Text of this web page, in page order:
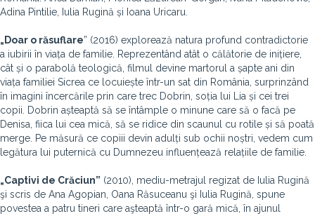
Adina Pintilie, Iulia Rugină și Ioana Uricaru.
„Doar o răsuflare” (2016) explorează natura profund contradictorie
a iubirii în viața de familie. Reprezentând atât o călătorie de inițiere,
cât și o parabolă teologică, filmul devine martorul a șapte ani din
viața familiei Sicrea ce locuiește într-un sat din România, surprinzând
în imagini încercările prin care trec Dobrin, soția lui Lia și cei trei
copii. Dobrin așteaptă să se întâmple o minune care să o facă pe
Denisa, fiica lui cea mică, să se ridice din scaunul cu rotile și să poată
merge. Pe măsură ce copiii devin adulți sub ochii noștri, vedem cum
legătura lui puternică cu Dumnezeu influențează relațiile de familie.
„Captivi de Crăciun” (2010), mediu-metrajul regizat de Iulia Rugină
şi scris de Ana Agopian, Oana Răsuceanu şi Iulia Rugină, spune
povestea a patru tineri care aşteaptă într-o gară mică, în ajunul